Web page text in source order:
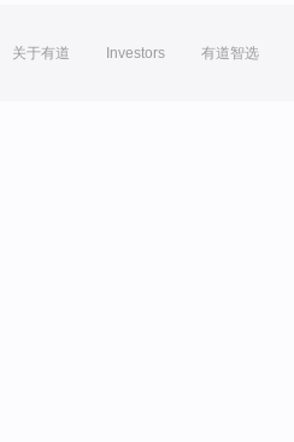
关于有道 Investors 有道智选